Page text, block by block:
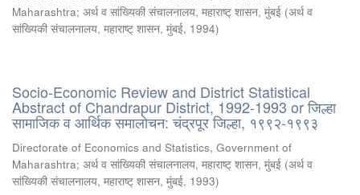
Maharashtra; अर्थ व सांख्यिकी संचालनालय, महाराष्ट् शासन, मुंबई (अर्थ व
सांख्यिकी संचालनालय, महाराष्ट् शासन, मुंबई, 1994)
Socio-Economic Review and District Statistical
Abstract of Chandrapur District, 1992-1993 or जिल्हा
सामाजिक व आर्थिक समालोचन: चंद्रपूर जिल्हा, १९९२-१९९३
Directorate of Economics and Statistics, Government of
Maharashtra; अर्थ व सांख्यिकी संचालनालय, महाराष्ट् शासन, मुंबई (अर्थ व
सांख्यिकी संचालनालय, महाराष्ट् शासन, मुंबई, 1993)